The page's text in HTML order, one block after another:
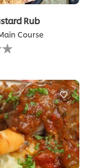
Rub
Course